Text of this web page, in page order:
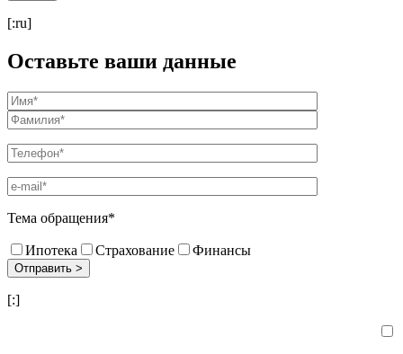
[:ru]
Оставьте ваши данные
Тема обращения*
Ипотека Страхование Финансы
[:]